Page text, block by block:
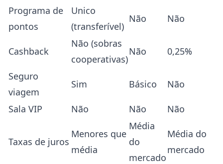
Programa de
pontos
Unico
(transferível)
Não Não
Cashback
Não (sobras
cooperativas)
Não 0,25%
Seguro
viagem
Sim Básico Não
Sala VIP Não Não Não
Taxas de juros
Menores que
média
Média
do
mercado
Média do
mercado